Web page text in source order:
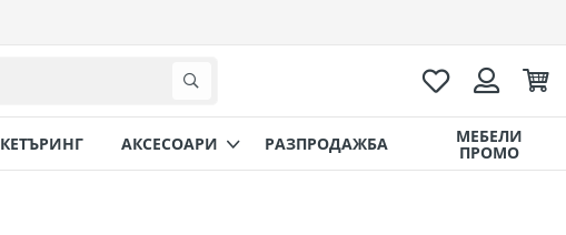
Любими
КЕТЪРИНГ AКСЕСОАРИ РАЗПРОДАЖБА МЕБЕЛИ
ПРОМО